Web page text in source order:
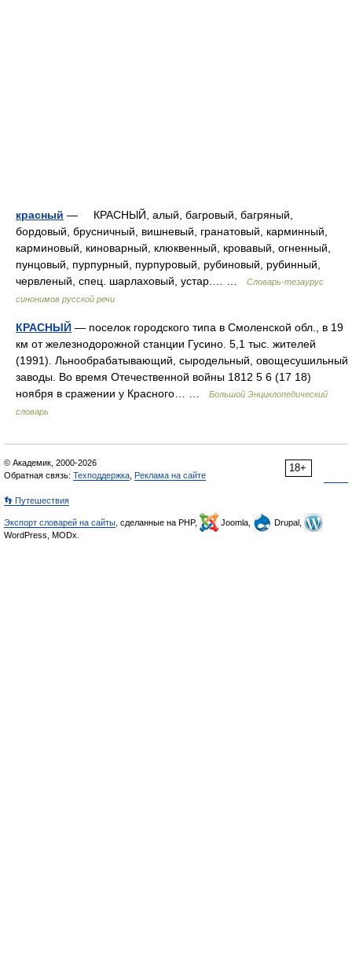
красный — КРАСНЫЙ, алый, багровый, багряный,
бордовый, брусничный, вишневый, гранатовый, карминный,
карминовый, киноварный, клюквенный, кровавый, огненный,
пунцовый, пурпурный, пурпуровый, рубиновый, рубинный,
червленый, спец. шарлаховый, устар.… …
Словарь-тезаурус
синонимов русской речи
КРАСНЫЙ — поселок городского типа в Смоленской обл., в 19
км от железнодорожной станции Гусино. 5,1 тыс. жителей
(1991). Льнообрабатывающий, сыродельный, овощесушильный
заводы. Во время Отечественной войны 1812 5 6 (17 18)
ноября в сражении у Красного… …
Большой Энциклопедический
словарь
18+
© Академик, 2000-2026
Обратная связь: Техподдержка Реклама на сайте
👣 Путешествия
Экспорт словарей на сайты , сделанные на PHP, Joomla,
Drupal,
WordPress, MODx.